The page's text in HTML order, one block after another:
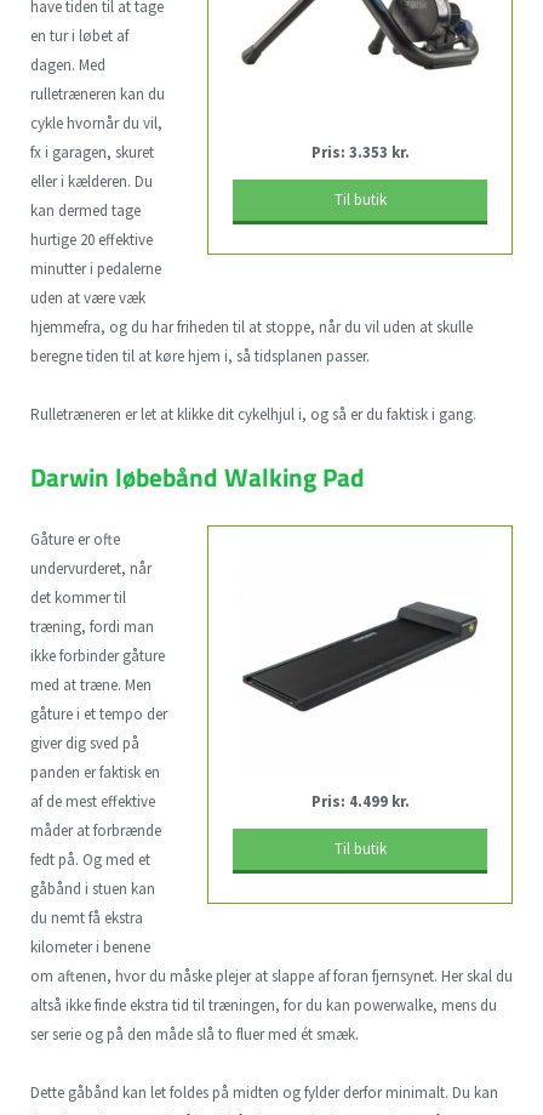
Pris: 3.353 kr.
Til butik
have tiden til at tage
en tur i løbet af
dagen. Med
rulletræneren kan du
cykle hvornår du vil,
fx i garagen, skuret
eller i kælderen. Du
kan dermed tage
hurtige 20 effektive
minutter i pedalerne
uden at være væk
hjemmefra, og du har friheden til at stoppe, når du vil uden at skulle
beregne tiden til at køre hjem i, så tidsplanen passer.
Rulletræneren er let at klikke dit cykelhjul i, og så er du faktisk i gang.
Darwin løbebånd Walking Pad
Pris: 4.499 kr.
Til butik
Gåture er ofte
undervurderet, når
det kommer til
træning, fordi man
ikke forbinder gåture
med at træne. Men
gåture i et tempo der
giver dig sved på
panden er faktisk en
af de mest effektive
måder at forbrænde
fedt på. Og med et
gåbånd i stuen kan
du nemt få ekstra
kilometer i benene
om aftenen, hvor du måske plejer at slappe af foran fjernsynet. Her skal du
altså ikke finde ekstra tid til træningen, for du kan powerwalke, mens du
ser serie og på den måde slå to fluer med ét smæk.
Dette gåbånd kan let foldes på midten og fylder derfor minimalt. Du kan